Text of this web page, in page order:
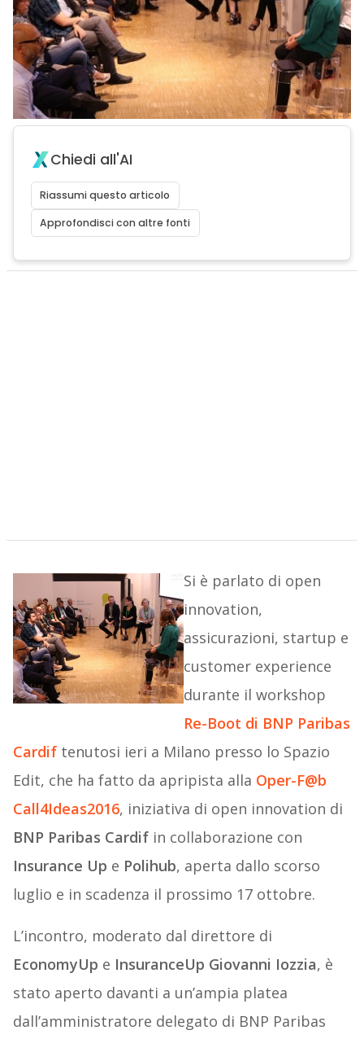
Chiedi all'AI
Riassumi questo articolo
Approfondisci con altre fonti
Si è parlato di open
innovation,
assicurazioni, startup e
customer experience
durante il workshop
Re-Boot di BNP Paribas
Cardiftenutosi ieri a Milano presso lo Spazio
Edit, che ha fatto da apripista alla Oper-F@b
Call4Ideas2016, iniziativa di open innovation di
BNP Paribas Cardifin collaborazione con
Insurance Up e Polihub, aperta dallo scorso
luglio e in scadenza il prossimo 17 ottobre.
L’incontro, moderato dal direttore di
EconomyUp e InsuranceUp Giovanni Iozzia, è
stato aperto davanti a un’ampia platea
dall’amministratore delegato di BNP Paribas